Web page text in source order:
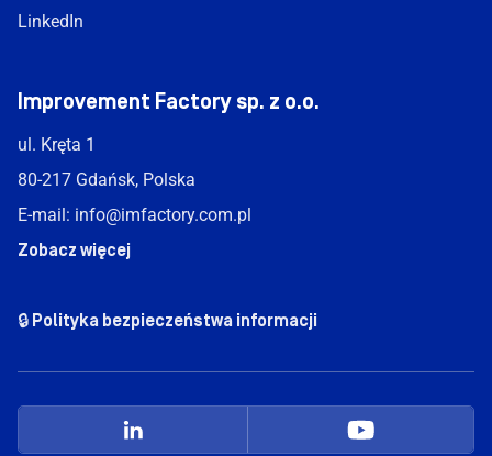
LinkedIn
Improvement Factory sp. z o.o.
ul. Kręta 1
80-217 Gdańsk, Polska
E-mail: info@imfactory.com.pl
Zobacz więcej
🔒 Polityka bezpieczeństwa informacji